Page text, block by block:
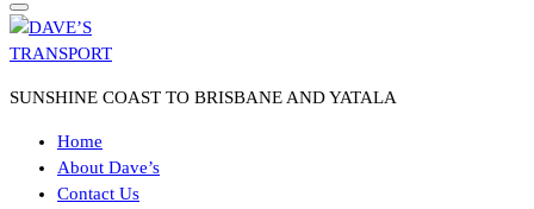
SUNSHINE COAST TO BRISBANE AND YATALA
Home
About Dave’s
Contact Us